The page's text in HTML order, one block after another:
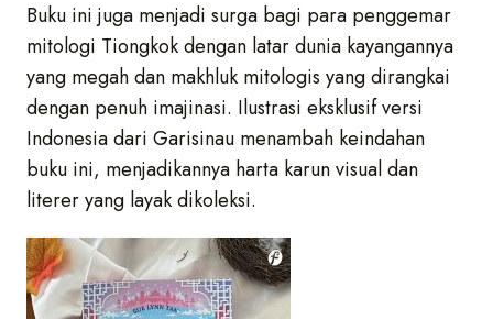
Buku ini juga menjadi surga bagi para penggemar
mitologi Tiongkok dengan latar dunia kayangannya
yang megah dan makhluk mitologis yang dirangkai
dengan penuh imajinasi. Ilustrasi eksklusif versi
Indonesia dari Garisinau menambah keindahan
buku ini, menjadikannya harta karun visual dan
literer yang layak dikoleksi.